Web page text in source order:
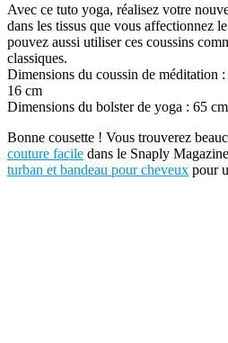
Avec ce tuto yoga, réalisez votre
dans les tissus que vous affectionnez
pouvez aussi utiliser ces coussins
classiques.
Dimensions du coussin de méditation
16 cm
Dimensions du bolster de yoga : 65
Bonne cousette ! Vous trouverez
couture facile dans le Snaply
turban et bandeau pour cheveux pour